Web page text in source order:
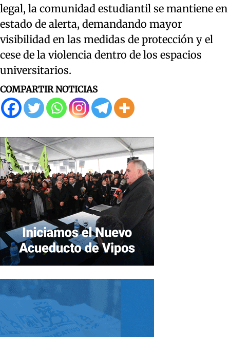
legal, la comunidad estudiantil se mantiene en
estado de alerta, demandando mayor
visibilidad en las medidas de protección y el
cese de la violencia dentro de los espacios
universitarios.
COMPARTIR NOTICIAS